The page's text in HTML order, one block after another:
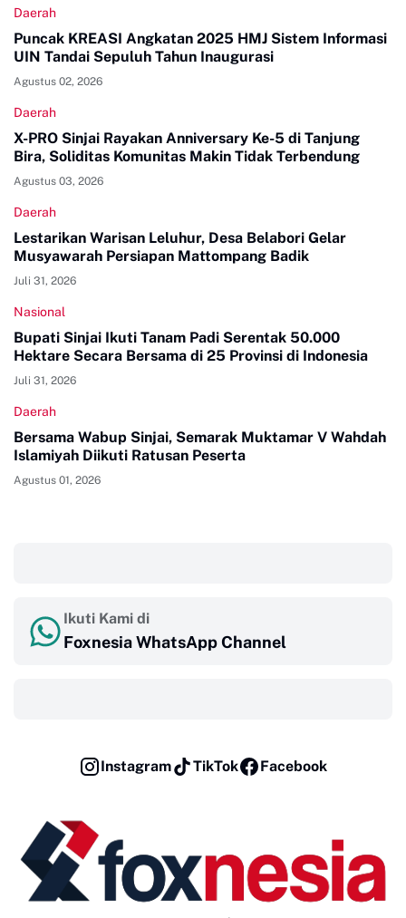
Daerah
Puncak KREASI Angkatan 2025 HMJ Sistem Informasi
UIN Tandai Sepuluh Tahun Inaugurasi
Agustus 02, 2026
Daerah
X-PRO Sinjai Rayakan Anniversary Ke-5 di Tanjung
Bira, Soliditas Komunitas Makin Tidak Terbendung
Agustus 03, 2026
Daerah
Lestarikan Warisan Leluhur, Desa Belabori Gelar
Musyawarah Persiapan Mattompang Badik
Juli 31, 2026
Nasional
Bupati Sinjai Ikuti Tanam Padi Serentak 50.000
Hektare Secara Bersama di 25 Provinsi di Indonesia
Juli 31, 2026
Daerah
Bersama Wabup Sinjai, Semarak Muktamar V Wahdah
Islamiyah Diikuti Ratusan Peserta
Agustus 01, 2026
Ikuti Kami di
Foxnesia WhatsApp Channel
Instagram TikTok Facebook